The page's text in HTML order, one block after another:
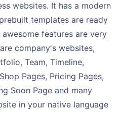
websites. It has a modern
templates are ready
features are very
company's websites,
Team, Timeline,
Pages, Pricing Pages,
Soon Page and many
in your native language